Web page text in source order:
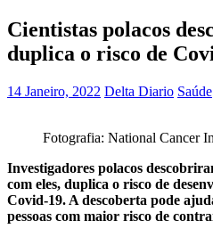
Cientistas polacos
duplica o risco de
14 Janeiro, 2022 Delta Diario Saúde
Fotografia: National Cancer
Investigadores polacos
com eles, duplica o risco de
Covid-19. A descoberta pode
pessoas com maior risco de